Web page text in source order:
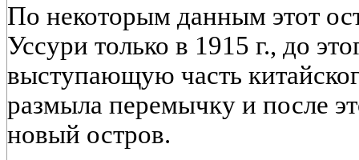
По некоторым данным этот
Уссури только в 1915 г., до
выступающую часть
размыла перемычку и после
новый остров.